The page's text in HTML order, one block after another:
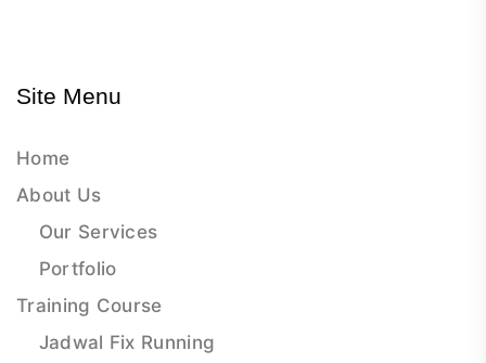
Site Menu
Home
About Us
Our Services
Portfolio
Training Course
Jadwal Fix Running